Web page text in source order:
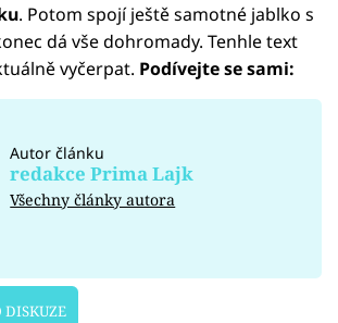
. Potom spojí ještě samotné jablko s
dá vše dohromady. Tenhle text
vyčerpat. Podívejte se sami:
Autor článku
redakce Prima Lajk
Všechny články autora
DISKUZE